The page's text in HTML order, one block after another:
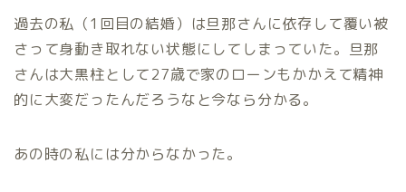
過去の私（1回目の結婚）は旦那さんに依存して覆い被
さって身動き取れない状態にしてしまっていた。旦那
さんは大黒柱として27歳で家のローンもかかえて精神
的に大変だったんだろうなと今なら分かる。
あの時の私には分からなかった。